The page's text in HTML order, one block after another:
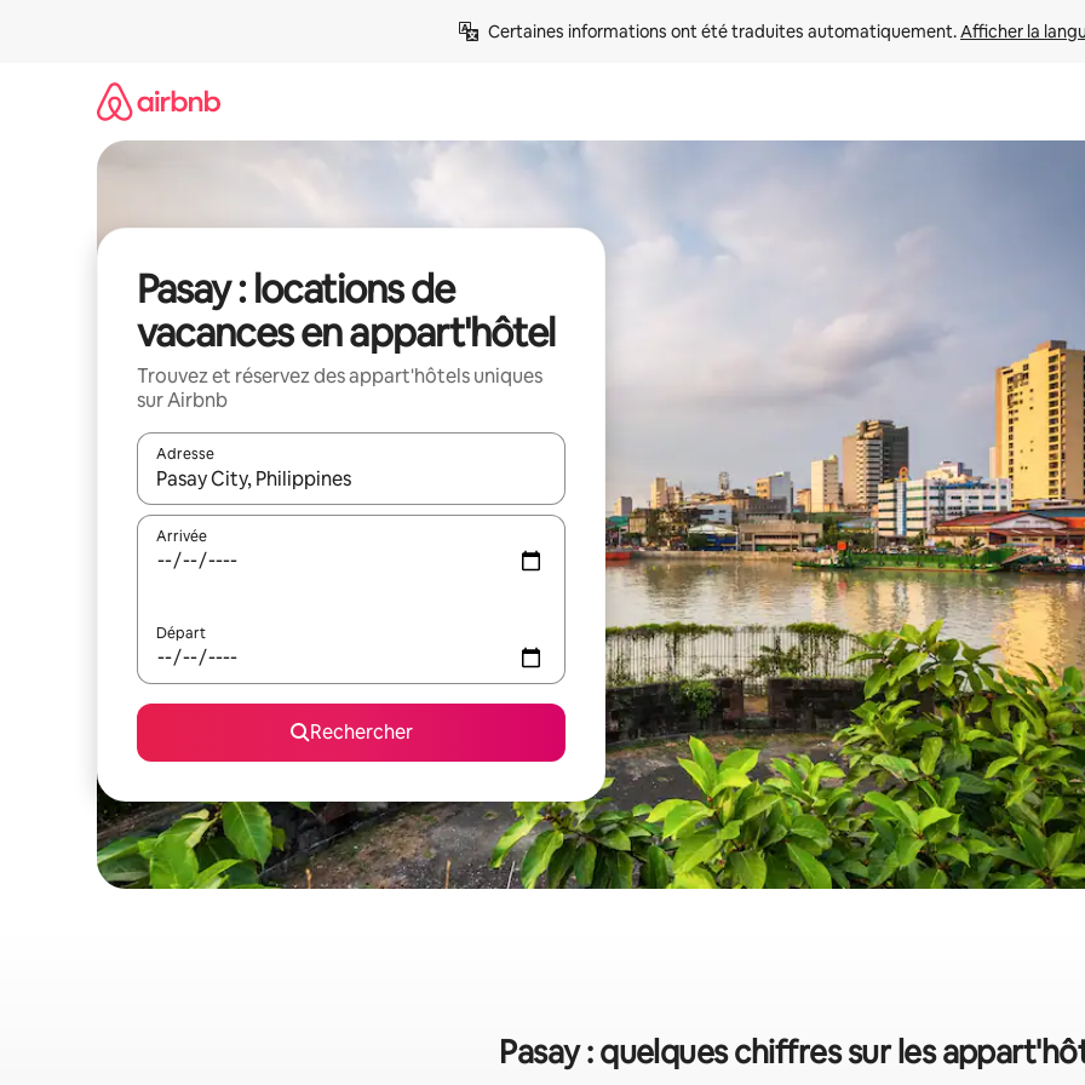
Certaines informations ont été traduites automatiquement. Afficher la
Pasay : locations de
vacances en appart'hôtel
Trouvez et réservez des appart'hôtels uniques
sur Airbnb
Adresse
Lorsque les résultats s'affichent, utilisez les flèches vers le haut et vers le bas pour les parcourir ou en appuyant et en
Arrivée
Départ
Rechercher
Pasay : quelques chiffres sur les